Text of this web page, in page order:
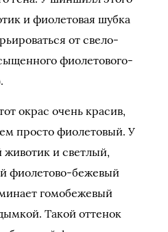
и фиолетовая шубка
от свело-
фиолетового-
окрас очень красив,
просто фиолетовый. У
и светлый,
фиолетово-бежевый
гомобежевый
Такой оттенок